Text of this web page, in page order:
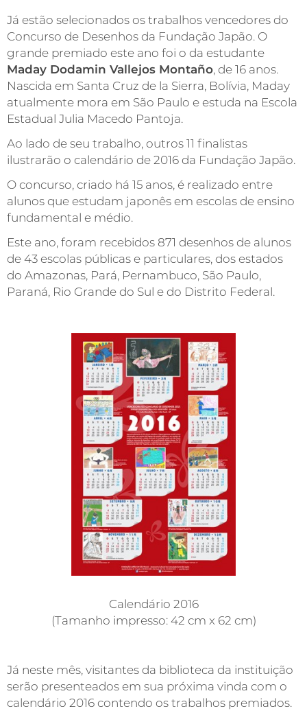
Já estão selecionados os trabalhos vencedores do
Concurso de Desenhos da Fundação Japão. O
grande premiado este ano foi o da estudante
Maday Dodamin Vallejos Montaño, de 16 anos.
Nascida em Santa Cruz de la Sierra, Bolívia, Maday
atualmente mora em São Paulo e estuda na Escola
Estadual Julia Macedo Pantoja.
Ao lado de seu trabalho, outros 11 finalistas
ilustrarão o calendário de 2016 da Fundação Japão.
O concurso, criado há 15 anos, é realizado entre
alunos que estudam japonês em escolas de ensino
fundamental e médio.
Este ano, foram recebidos 871 desenhos de alunos
de 43 escolas públicas e particulares, dos estados
do Amazonas, Pará, Pernambuco, São Paulo,
Paraná, Rio Grande do Sul e do Distrito Federal.
Calendário 2016
(Tamanho impresso: 42 cm x 62 cm)
Já neste mês, visitantes da biblioteca da instituição
serão presenteados em sua próxima vinda com o
calendário 2016 contendo os trabalhos premiados.